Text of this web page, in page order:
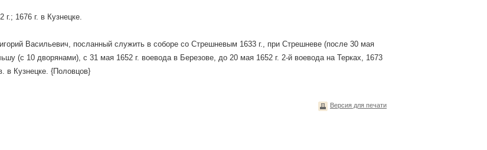
г.; 1676 г. в Кузнецке.
Васильевич, посланный служить в соборе со Стрешневым 1633 г., при Стрешневе (после 30 мая
(с 10 дворянами), с 31 мая 1652 г. воевода в Березове, до 20 мая 1652 г. 2-й воевода на Терках, 1673
в Кузнецке. {Половцов}
Версия для печати